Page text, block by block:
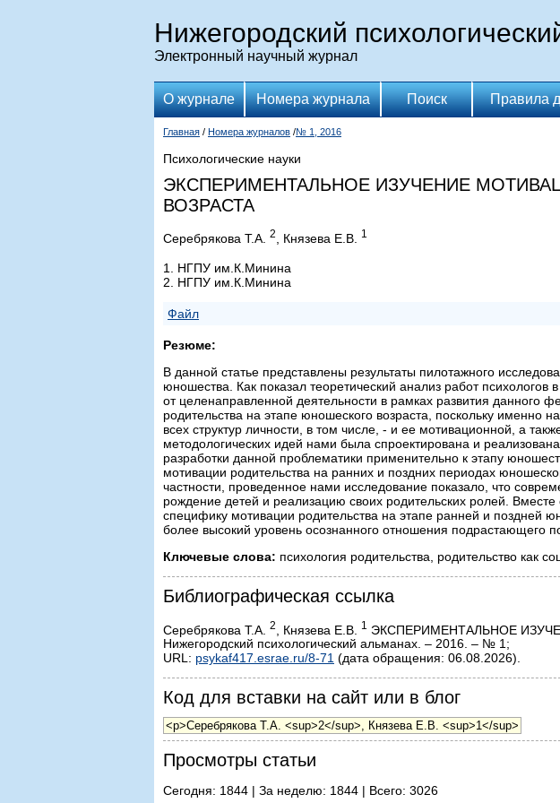
Нижегородский
Электронный научный журнал
О журнале Номера журнала Поиск Правила
Главная / Номера журналов /№ 1, 2016
Психологические науки
ЭКСПЕРИМЕНТАЛЬНОЕ ИЗУЧЕНИЕ
ВОЗРАСТА
Серебрякова Т.А. 2 , Князева Е.В. 1
1. НГПУ им.К.Минина
2. НГПУ им.К.Минина
Файл
Резюме:
В данной статье представлены результаты пилотажного
юношества. Как показал теоретический анализ работ психологов
от целенаправленной деятельности в рамках развития
родительства на этапе юношеского возраста, поскольку именно
всех структур личности, в том числе, - и ее мотивационной, а
методологических идей нами была спроектирована и
разработки данной проблематики применительно к этапу
мотивации родительства на ранних и поздних периодах
частности, проведенное нами исследование показало, что
рождение детей и реализацию своих родительских ролей.
специфику мотивации родительства на этапе ранней и поздней
более высокий уровень осознанного отношения подрастающего
Ключевые слова: психология родительства, родительство как
Библиографическая ссылка
Серебрякова Т.А. 2 , Князева Е.В. 1
ЭКСПЕРИМЕНТАЛЬНОЕ
Нижегородский психологический альманах. – 2016. – № 1;
URL: psykaf417.esrae.ru/8-71 (дата обращения: 06.08.2026).
Код для вставки на сайт или в блог
Просмотры статьи
Сегодня: 1844 | За неделю: 1844 | Всего: 3026